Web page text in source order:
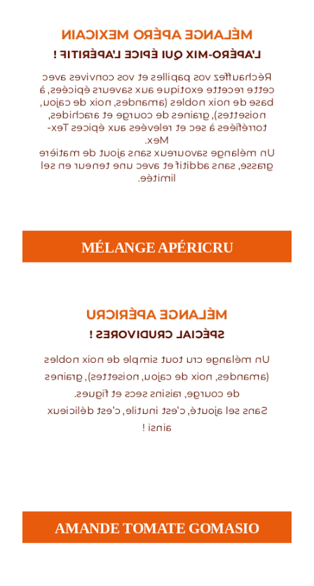
MÉLANGE APÉRO MEXICAIN
L’APÉRO-MIX QUI ÉPICE L’APÉRITIF !
Réchauffez vos papilles et vos convives avec
cette recette exotique aux saveurs épicées, à
base de noix nobles (amandes, noix de cajou,
noisettes), graines de courge et arachides,
torréfiées à sec et relevées aux épices Tex-
Mex.
Un mélange savoureux sans ajout de matière
grasse, sans additif et avec une teneur en sel
limitée.
MÉLANGE APÉRICRU
MÉLANGE APÉRICRU
SPÉCIAL CRUDIVORES !
Un mélange cru tout simple de noix nobles
(amandes, noix de cajou, noisettes), graines
de courge, raisins secs et figues.
Sans sel ajouté, c’est inutile, c’est délicieux
ainsi !
AMANDE TOMATE GOMASIO